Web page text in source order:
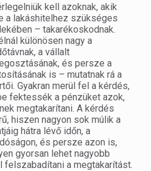
kell azoknak, akik
a lakáshitelhez szükséges
– takarékoskodnak.
különösen nagy a
a vállalt
és persze a
is – mutatnak rá a
Gyakran merül fel a kérdés,
fektessék a pénzüket azok,
megtakarítani. A kérdés
hiszen nagyon sok múlik a
hátra lévő időn, a
és persze azon is,
gyorsan lehet nagyobb
a megtakarítást.